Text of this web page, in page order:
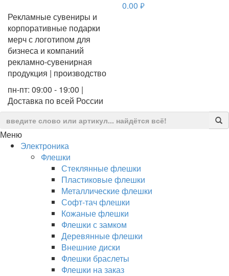
Рекламные сувениры и
корпоративные подарки
мерч с логотипом для
бизнеса и компаний
рекламно-сувенирная
продукция | производство
пн-пт: 09:00 - 19:00 |
Доставка по всей России
0.00 руб.
Меню
Электроника
Флешки
Стеклянные флешки
Пластиковые флешки
Металлические флешки
Софт-тач флешки
Кожаные флешки
Флешки с замком
Деревянные флешки
Внешние диски
Флешки браслеты
Флешки на заказ